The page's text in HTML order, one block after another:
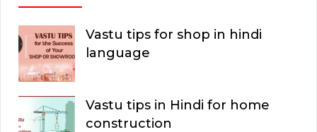
Vastu tips for shop in hindi
language
Vastu tips in Hindi for home
construction